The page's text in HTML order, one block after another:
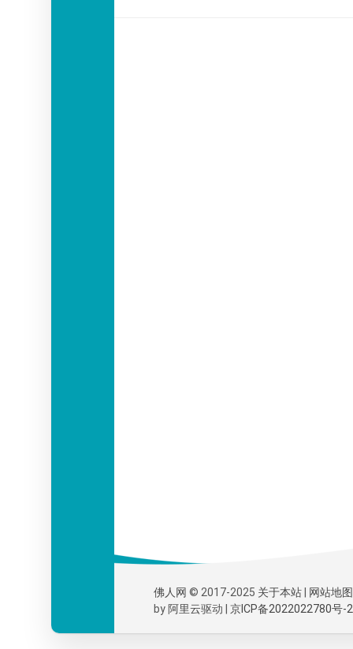
佛人网 © 2017-2025 关于本站
网站地图
by 阿里云驱动 | 京ICP备2022022780号-2